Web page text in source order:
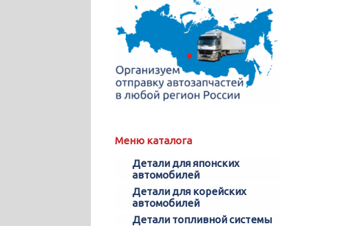
Меню каталога
Детали для японских
автомобилей
Детали для корейских
автомобилей
Детали топливной системы